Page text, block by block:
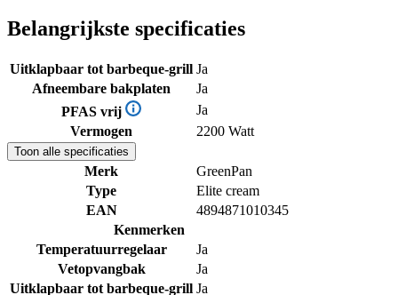
Belangrijkste specificaties
Uitklapbaar tot barbeque-grill Ja
Afneembare bakplaten
Ja
PFAS vrij
Ja
Vermogen
2200 Watt
Toon alle specificaties
Merk
GreenPan
Type
Elite cream
EAN
4894871010345
Kenmerken
Temperatuurregelaar
Ja
Vetopvangbak
Ja
Uitklapbaar tot barbeque-grill Ja